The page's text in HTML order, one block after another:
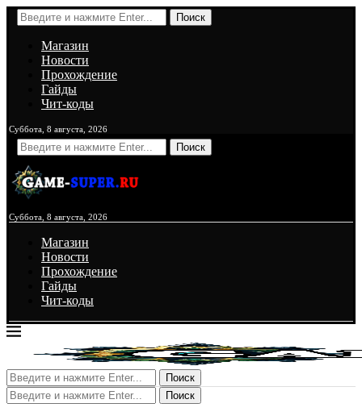
Поиск
Магазин
Новости
Прохождение
Гайды
Чит-коды
Суббота, 8 августа, 2026
Поиск
Суббота, 8 августа, 2026
Магазин
Новости
Прохождение
Гайды
Чит-коды
Поиск
Поиск